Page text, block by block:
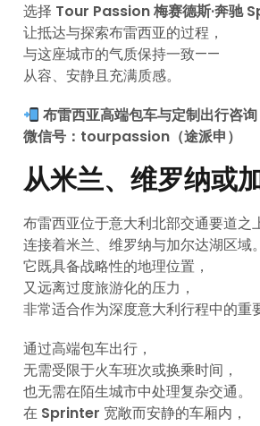
选择 Tour Passion 梅赛德斯·奔驰
让抵达与探索布雷西亚的过程，
与这座城市的气质保持一致——
从容、安静且充满质感。
布雷西亚高端包车与定制出行咨询
微信号：tourpassion（途派申）
从米兰、维罗纳或
布雷西亚位于意大利北部交通要道之
连接着米兰、维罗纳与加尔达湖区域。
它既具备战略性的地理位置，
又远离过度旅游化的压力，
非常适合作为深度意大利行程中的重
通过高端包车出行，
无需受限于火车班次或换乘时间，
也无需在陌生城市中处理复杂交通。
在 Sprinter 宽敞而安静的车厢内，